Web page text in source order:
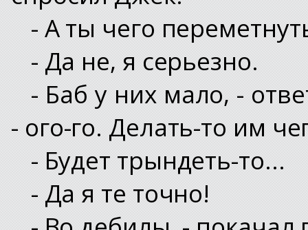
- А ты чего
- Да не, я серьезно.
- Баб у них мало, -
- ого-го. Делать-то им
- Будет трындеть-то...
- Да я те точно!